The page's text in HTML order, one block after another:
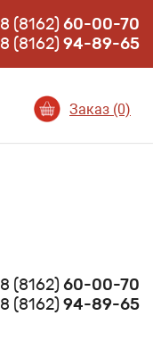
8 (8162)60-00-70
8 (8162)94-89-65
Заказ (0)
8 (8162)60-00-70
8 (8162)94-89-65